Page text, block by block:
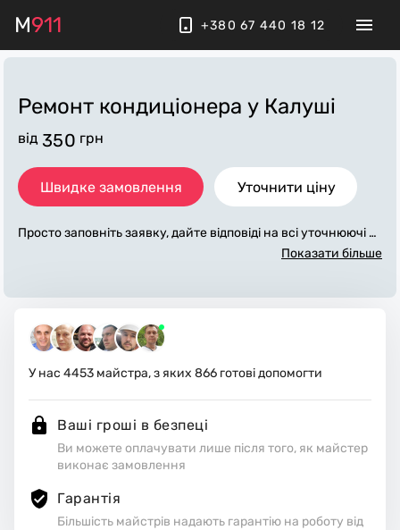
M911 +380 67 440 18 12
Ремонт кондиціонера у Калуші
від 350 грн
Швидке замовлення Уточнити ціну
Просто заповніть заявку, дайте відповіді на всі уточнюючі за
питання по «ремонт кондиціонера». Ми зв'яжемося з вами
конавці стежать за чистотою та прибирають робоче місце.
Показати більше
У нас 4453 майстра, з яких 866 готові допомогти
Ваші гроші в безпеці
Ви можете оплачувати лише після того, як майстер
виконає замовлення
Гарантія
Більшість майстрів надають гарантію на роботу від